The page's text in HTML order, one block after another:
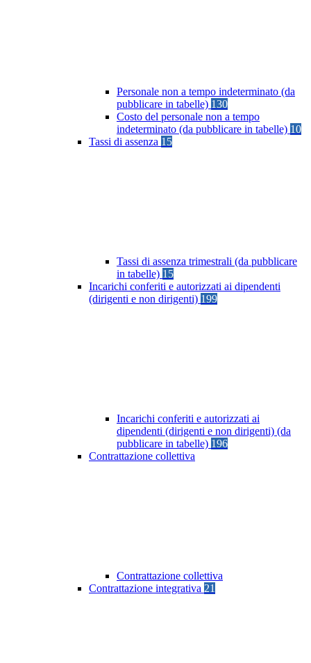
Personale non a tempo indeterminato (da
pubblicare in tabelle) 130
Costo del personale non a tempo
indeterminato (da pubblicare in tabelle) 10
Tassi di assenza 15
Tassi di assenza trimestrali (da pubblicare
in tabelle) 15
Incarichi conferiti e autorizzati ai dipendenti
(dirigenti e non dirigenti) 199
Incarichi conferiti e autorizzati ai
dipendenti (dirigenti e non dirigenti) (da
pubblicare in tabelle) 196
Contrattazione collettiva
Contrattazione collettiva
Contrattazione integrativa 21